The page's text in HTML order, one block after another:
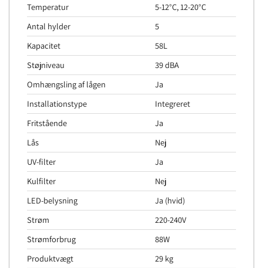
Temperatur
5-12°C, 12-20°C
Antal hylder
5
Kapacitet
58L
Støjniveau
39 dBA
Omhængsling af lågen
Ja
Installationstype
Integreret
Fritstående
Ja
Lås
Nej
UV-filter
Ja
Kulfilter
Nej
LED-belysning
Ja (hvid)
Strøm
220-240V
Strømforbrug
88W
Produktvægt
29 kg